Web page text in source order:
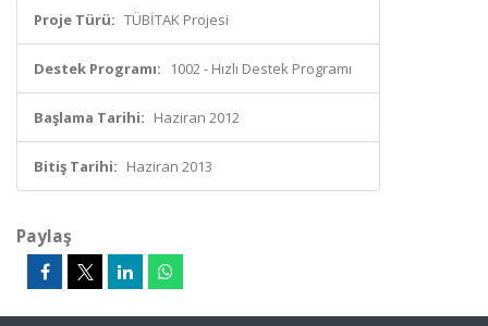
Proje Türü: TÜBİTAK Projesi
Destek Programı: 1002 - Hızlı Destek Programı
Başlama Tarihi: Haziran 2012
Bitiş Tarihi: Haziran 2013
Paylaş